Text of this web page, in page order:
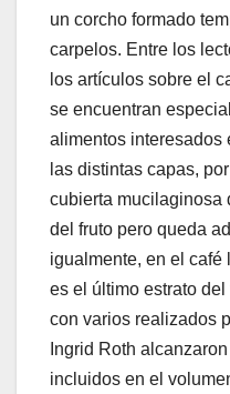
un corcho formado
carpelos. Entre los
los artículos sobre el
se encuentran
alimentos interesados
las distintas capas,
cubierta mucilaginosa
del fruto pero queda
igualmente, en el café
es el último estrato
con varios realizados
Ingrid Roth
incluidos en el